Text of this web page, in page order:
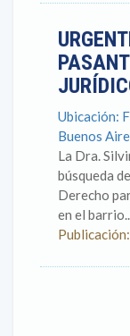
Ubicación:
Buenos
La Dra.
búsqueda
Derecho
en el